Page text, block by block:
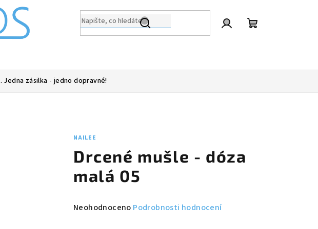
. Jedna zásilka - jedno dopravné!
NAILEE
Drcené mušle - dóza
malá 05
Průměrné
Neohodnoceno Podrobnosti hodnocení